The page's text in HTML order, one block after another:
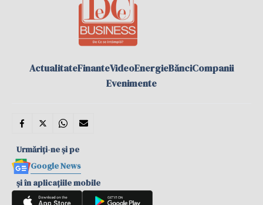
ActualitateFinanteVideoEnergieBănciCompanii
Evenimente
Urmăriți-ne și pe
Google News
și în aplicațiile mobile